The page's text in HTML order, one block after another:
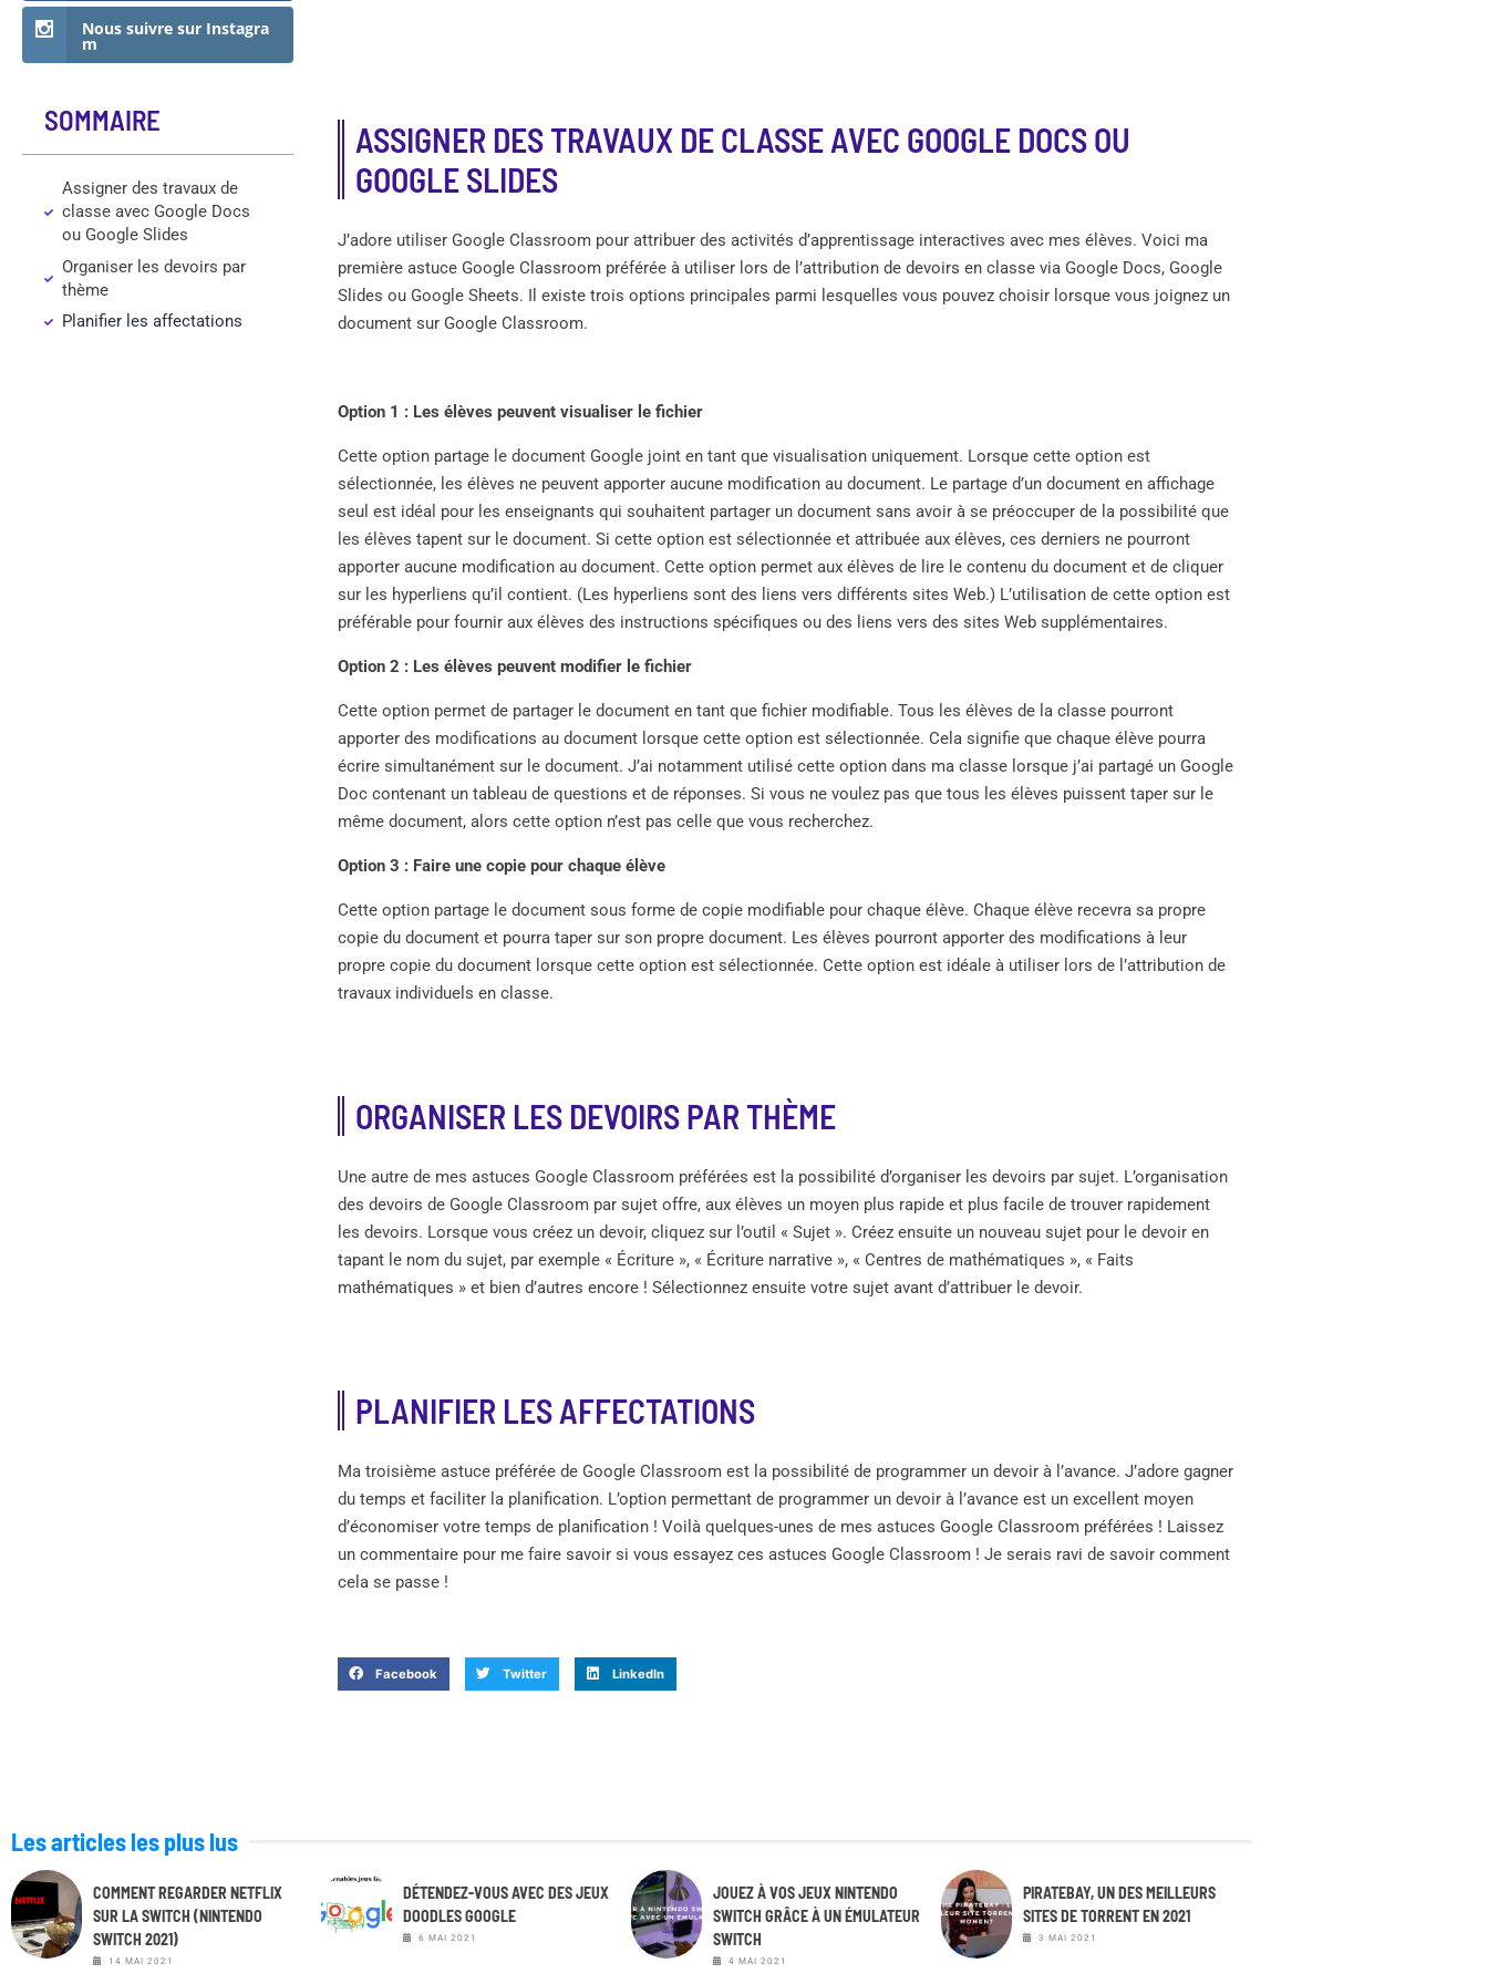
Nous suivre sur Instagra
m
SOMMAIRE
Assigner des travaux de
classe avec Google Docs
ou Google Slides
Organiser les devoirs par
thème
Planifier les affectations
ASSIGNER DES TRAVAUX DE CLASSE AVEC GOOGLE DOCS OU
GOOGLE SLIDES
J’adore utiliser Google Classroom pour attribuer des activités d’apprentissage interactives avec mes élèves. Voici ma
première astuce Google Classroom préférée à utiliser lors de l’attribution de devoirs en classe via Google Docs, Google
Slides ou Google Sheets. Il existe trois options principales parmi lesquelles vous pouvez choisir lorsque vous joignez un
document sur Google Classroom.
Option 1 : Les élèves peuvent visualiser le fichier
Cette option partage le document Google joint en tant que visualisation uniquement. Lorsque cette option est
sélectionnée, les élèves ne peuvent apporter aucune modification au document. Le partage d’un document en affichage
seul est idéal pour les enseignants qui souhaitent partager un document sans avoir à se préoccuper de la possibilité que
les élèves tapent sur le document. Si cette option est sélectionnée et attribuée aux élèves, ces derniers ne pourront
apporter aucune modification au document. Cette option permet aux élèves de lire le contenu du document et de cliquer
sur les hyperliens qu’il contient. (Les hyperliens sont des liens vers différents sites Web.) L’utilisation de cette option est
préférable pour fournir aux élèves des instructions spécifiques ou des liens vers des sites Web supplémentaires.
Option 2 : Les élèves peuvent modifier le fichier
Cette option permet de partager le document en tant que fichier modifiable. Tous les élèves de la classe pourront
apporter des modifications au document lorsque cette option est sélectionnée. Cela signifie que chaque élève pourra
écrire simultanément sur le document. J’ai notamment utilisé cette option dans ma classe lorsque j’ai partagé un Google
Doc contenant un tableau de questions et de réponses. Si vous ne voulez pas que tous les élèves puissent taper sur le
même document, alors cette option n’est pas celle que vous recherchez.
Option 3 : Faire une copie pour chaque élève
Cette option partage le document sous forme de copie modifiable pour chaque élève. Chaque élève recevra sa propre
copie du document et pourra taper sur son propre document. Les élèves pourront apporter des modifications à leur
propre copie du document lorsque cette option est sélectionnée. Cette option est idéale à utiliser lors de l’attribution de
travaux individuels en classe.
ORGANISER LES DEVOIRS PAR THÈME
Une autre de mes astuces Google Classroom préférées est la possibilité d’organiser les devoirs par sujet. L’organisation
des devoirs de Google Classroom par sujet offre, aux élèves un moyen plus rapide et plus facile de trouver rapidement
les devoirs. Lorsque vous créez un devoir, cliquez sur l’outil « Sujet ». Créez ensuite un nouveau sujet pour le devoir en
tapant le nom du sujet, par exemple « Écriture », « Écriture narrative », « Centres de mathématiques », « Faits
mathématiques » et bien d’autres encore ! Sélectionnez ensuite votre sujet avant d’attribuer le devoir.
PLANIFIER LES AFFECTATIONS
Ma troisième astuce préférée de Google Classroom est la possibilité de programmer un devoir à l’avance. J’adore gagner
du temps et faciliter la planification. L’option permettant de programmer un devoir à l’avance est un excellent moyen
d’économiser votre temps de planification ! Voilà quelques-unes de mes astuces Google Classroom préférées ! Laissez
un commentaire pour me faire savoir si vous essayez ces astuces Google Classroom ! Je serais ravi de savoir comment
cela se passe !
Facebook Twitter LinkedIn
Les articles les plus lus
COMMENT REGARDER NETFLIX
SUR LA SWITCH (NINTENDO
SWITCH 2021)
14 MAI 2021
DÉTENDEZ-VOUS AVEC DES JEUX
DOODLES GOOGLE
6 MAI 2021
JOUEZ À VOS JEUX NINTENDO
SWITCH GRÂCE À UN ÉMULATEUR
SWITCH
4 MAI 2021
PIRATEBAY, UN DES MEILLEURS
SITES DE TORRENT EN 2021
3 MAI 2021